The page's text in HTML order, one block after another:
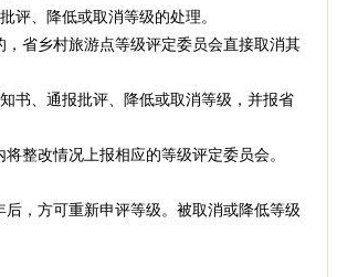
、降低或取消等级的处理。
省乡村旅游点等级评定委员会直接取消其
、通报批评、降低或取消等级，并报省
改情况上报相应的等级评定委员会。
，方可重新申评等级。被取消或降低等级